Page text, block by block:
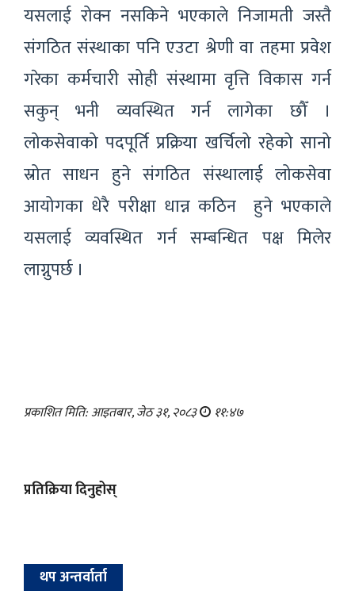
यसलाई रोक्न नसकिने भएकाले निजामती जस्तै
संगठित संस्थाका पनि एउटा श्रेणी वा तहमा प्रवेश
गरेका कर्मचारी सोही संस्थामा वृत्ति विकास गर्न
सकुन् भनी व्यवस्थित गर्न लागेका छौँ ।
लोकसेवाको पदपूर्ति प्रक्रिया खर्चिलो रहेको सानो
स्रोत साधन हुने संगठित संस्थालाई लोकसेवा
आयोगका धेरै परीक्षा धान्न कठिन हुने भएकाले
यसलाई व्यवस्थित गर्न सम्बन्धित पक्ष मिलेर
लाग्नुपर्छ ।
प्रकाशित मिति: आइतबार, जेठ ३१, २०८३ ११:४७
प्रतिक्रिया दिनुहोस्
थप अन्तर्वार्ता